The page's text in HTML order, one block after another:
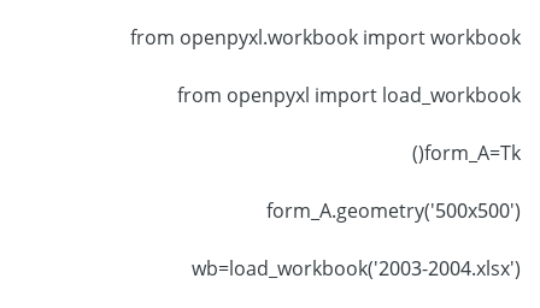
from openpyxl.workbook import workbook
from openpyxl import load_workbook
form_A=Tk()
form_A.geometry('500x500')
wb=load_workbook('2003-2004.xlsx')